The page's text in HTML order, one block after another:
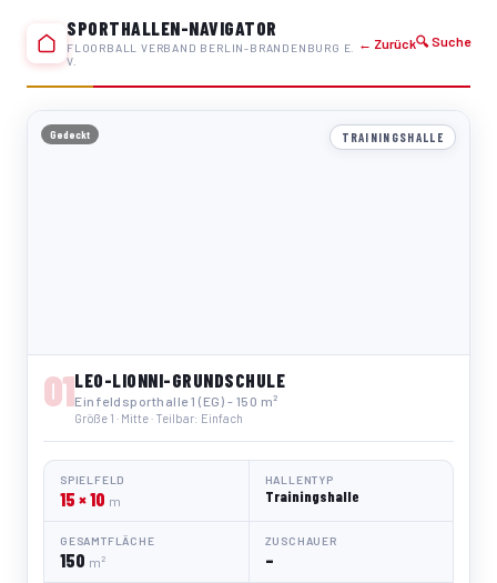
SPORTHALLEN-NAVIGATOR
FLOORBALL VERBAND BERLIN-BRANDENBURG E.
V.
← Zurück🔍 Suche
TRAININGSHALLE
Gedeckt
01LEO-LIONNI-GRUNDSCHULE
Einfeldsporthalle 1 (EG) - 150 m²
Größe 1 · Mitte · Teilbar: Einfach
SPIELFELD
15 × 10 m
HALLENTYP
Trainingshalle
GESAMTFLÄCHE
150 m²
ZUSCHAUER
–